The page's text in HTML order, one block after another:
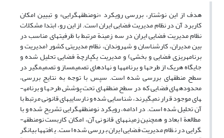
هدف از این نوشتار، بررسی رویکرد «نومنطقه­گرایی» و تبیین امکان
کاربرد آن در نظام مدیریت فضایی ایران است. از این رو، ابتدا مشکلات
نظام مدیریت فضایی ایران در سه زمینة مرتبط با ظرفیت­های مناسب در
بین مدیران، کارشناسان و شهروندان، نظام مدیریتی کشور (مدیریت و
برنامه­ریزی فضایی و بخشی) و مدیریت یکپارچة فضایی تحلیل شده و
جایگاه هریک از طرح­ها و برنامه­ها و نهاد­های تصمیم­ساز و تصمیم­گیر در
سطح منطقه­ای بررسی شده است. سپس با توجه به نتایج بررسی،
محدوده­های فضایی که در سطح منطقه­ای تحت پوشش طرح­ها و برنامه­
های موجود قرار نمی­گیرند، شناسایی ­شده و نارسایی­های قانونی مرتبط با
آن تحلیل شده است. در ادامه، رویکرد نومنطقه­گرایی تشریح شده و با
مطالعة ابعاد و همچنین زمینه­های قانونی آن، امکان کاربست نومنطقه­
گرایی در نظام مدیریت فضایی ایران بررسی شده است. یافته­ها بیانگر